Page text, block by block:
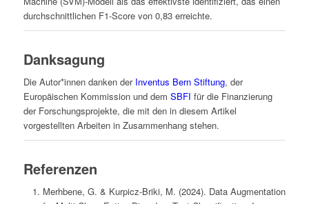
durchschnittlichen F1-Score von 0,83 erreichte.
Danksagung
Die Autor*innen danken der Inventus Bern Stiftung, der
Europäischen Kommission und dem SBFI für die Finanzierung
der Forschungsprojekte, die mit den in diesem Artikel
vorgestellten Arbeiten in Zusammenhang stehen.
Referenzen
Merhbene, G. & Kurpicz-Briki, M. (2024). Data Augmentation